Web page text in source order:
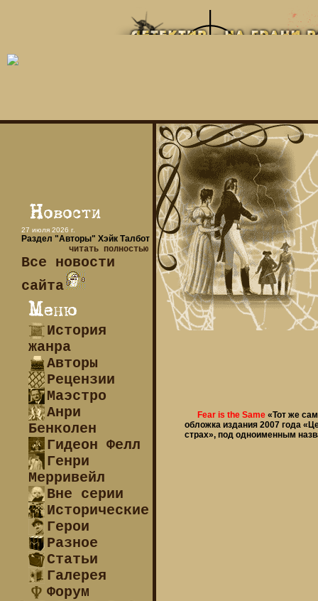
27 июля 2026 г.
Раздел "Авторы" Хэйк Талбот
читать полностью
Все новости
сайта
История
жанра
Авторы
Рецензии
Маэстро
Анри
Бенколен
Гидеон Фелл
Генри
Мерривейл
Вне серии
Исторические
Герои
Разное
Статьи
Галерея
Форум
Fear is the Same «Тот же
обложка издания 2007 года
страх», под одноименным